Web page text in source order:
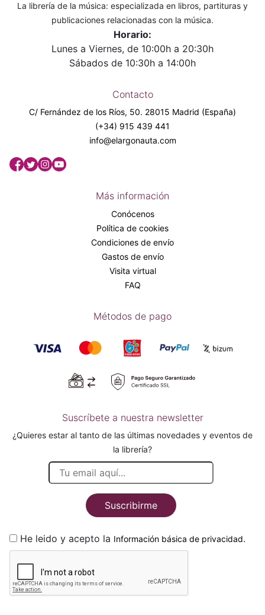
La librería de la música: especializada en libros, partituras y
publicaciones relacionadas con la música.
Horario:
Lunes a Viernes, de 10:00h a 20:30h
Sábados de 10:30h a 14:00h
Contacto
C/ Fernández de los Ríos, 50. 28015 Madrid (España)
(+34) 915 439 441
info@elargonauta.com
Más información
Conócenos
Política de cookies
Condiciones de envío
Gastos de envío
Visita virtual
FAQ
Métodos de pago
Suscríbete a nuestra newsletter
¿Quieres estar al tanto de las últimas novedades y eventos de
la librería?
Suscribirme
He leido y acepto la Información básica de privacidad.